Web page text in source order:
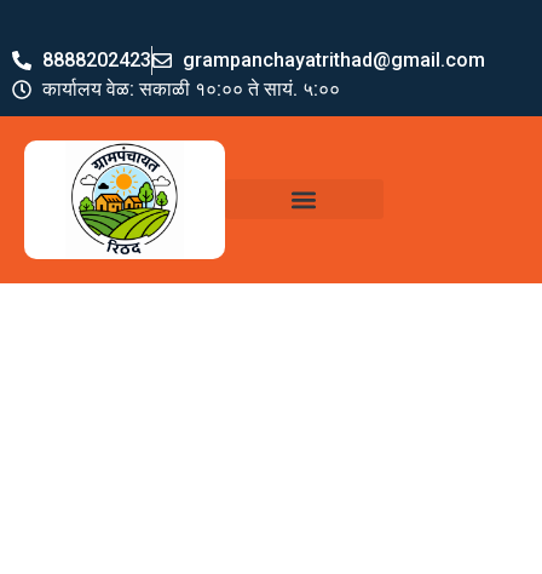
8888202423
grampanchayatrithad@gmail.com
कार्यालय वेळ: सकाळी १०:०० ते सायं. ५:००